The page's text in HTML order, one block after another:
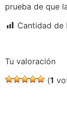
prueba de que
Cantidad de
Tu valoración
(1